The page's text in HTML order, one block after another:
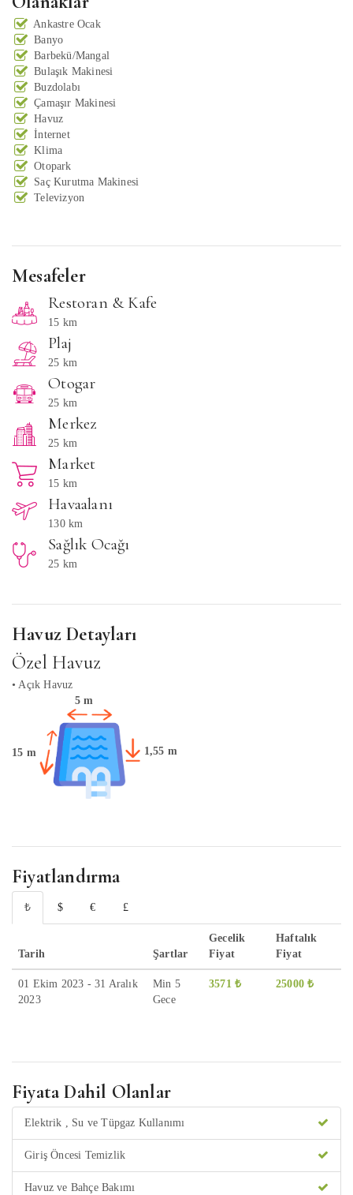
Ankastre Ocak
Banyo
Barbekü/Mangal
Bulaşık Makinesi
Buzdolabı
Çamaşır Makinesi
Havuz
İnternet
Klima
Otopark
Saç Kurutma Makinesi
Televizyon
Mesafeler
Restoran & Kafe
15 km
Plaj
25 km
Otogar
25 km
Merkez
25 km
Market
15 km
Havaalanı
130 km
Sağlık Ocağı
25 km
Havuz Detayları
Özel Havuz
• Açık Havuz
1,55 m
5 m
15 m
Fiyatlandırma
₺ $ € £
Tarih Şartlar
Gecelik
Fiyat
Haftalık
Fiyat
01 Ekim 2023 - 31 Aralık
2023
Min 5
Gece
3571 ₺ 25000 ₺
Fiyata Dahil Olanlar
Elektrik , Su ve Tüpgaz Kullanımı
Giriş Öncesi Temizlik
Havuz ve Bahçe Bakımı